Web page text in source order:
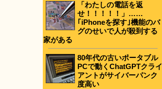
「わたしの電話を返
せ！！！！！」……
｢iPhoneを探す｣機能のバ
グのせいで人が殺到する
家がある
80年代の古いポータブル
PCで動くChatGPTクライ
アントがサイバーパンク
度高い